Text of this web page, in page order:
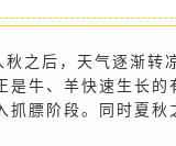
秋之后，天气逐渐转
是牛、羊快速生长的
抓膘阶段。同时夏秋